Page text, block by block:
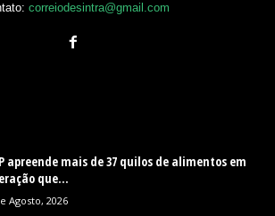
correiodesintra@gmail.com
apreende mais de 37 quilos de alimentos em
que...
Agosto, 2026